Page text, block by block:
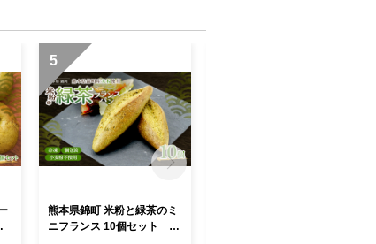
5
熊本県錦町 米粉と緑茶のミ
ニフランス 10個セット 米